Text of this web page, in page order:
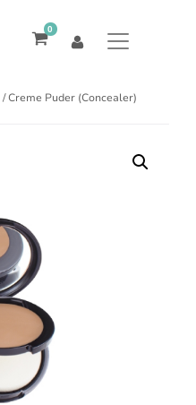
0
/ Creme Puder (Concealer)